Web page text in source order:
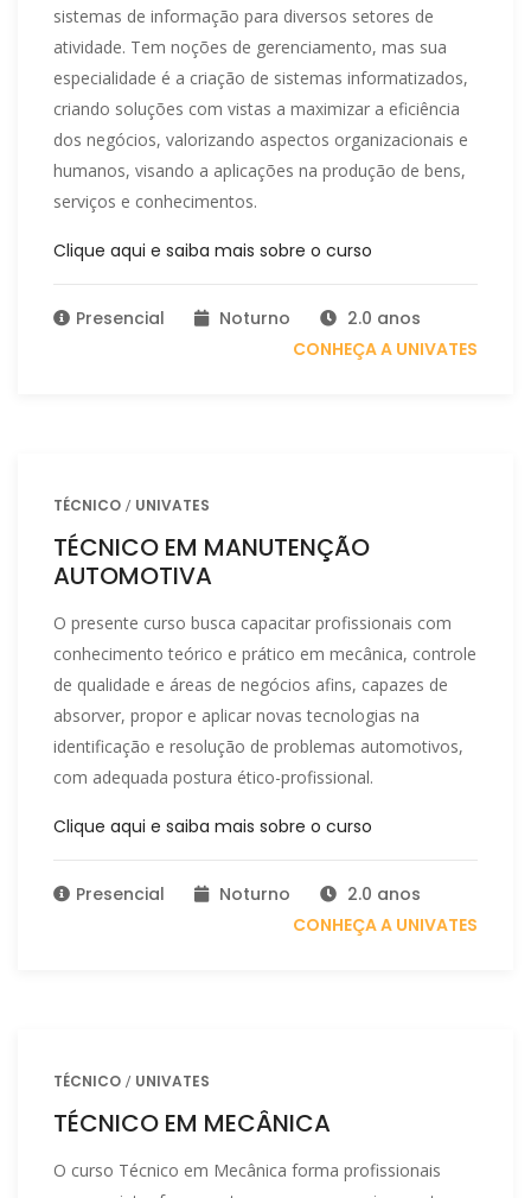
sistemas de informação para diversos setores de
atividade. Tem noções de gerenciamento, mas sua
especialidade é a criação de sistemas informatizados,
criando soluções com vistas a maximizar a eficiência
dos negócios, valorizando aspectos organizacionais e
humanos, visando a aplicações na produção de bens,
serviços e conhecimentos.
Clique aqui e saiba mais sobre o curso
Presencial Noturno
2.0 anos
CONHEÇA A UNIVATES
TÉCNICO UNIVATES
TÉCNICO EM MANUTENÇÃO
AUTOMOTIVA
O presente curso busca capacitar profissionais com
conhecimento teórico e prático em mecânica, controle
de qualidade e áreas de negócios afins, capazes de
absorver, propor e aplicar novas tecnologias na
identificação e resolução de problemas automotivos,
com adequada postura ético-profissional.
Clique aqui e saiba mais sobre o curso
Presencial Noturno
2.0 anos
CONHEÇA A UNIVATES
TÉCNICO UNIVATES
TÉCNICO EM MECÂNICA
O curso Técnico em Mecânica forma profissionais